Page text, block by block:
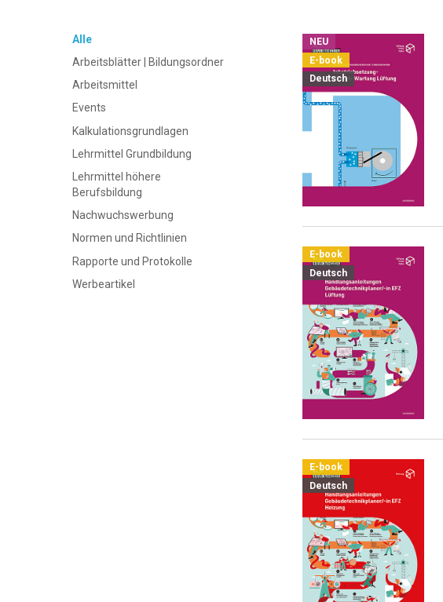
Alle
Arbeitsblätter | Bildungsordner
Arbeitsmittel
Events
Kalkulationsgrundlagen
Lehrmittel Grundbildung
Lehrmittel höhere
Berufsbildung
Nachwuchswerbung
Normen und Richtlinien
Rapporte und Protokolle
Werbeartikel
NEU
E-book
Deutsch
E-book
Deutsch
E-book
Deutsch